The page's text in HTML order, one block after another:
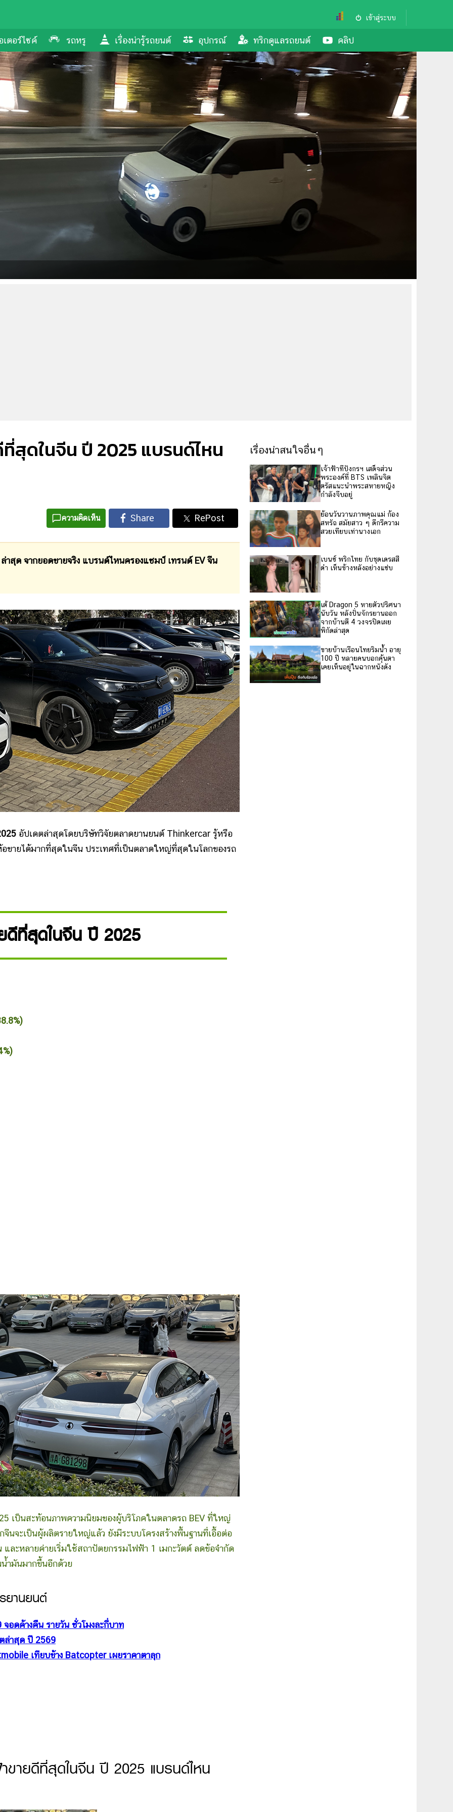
เข้าสู่ระบบ
เตอร์ไซค์ รถหรู เรื่องน่ารู้รถยนต์ อุปกรณ์ ทริกดูแลรถยนต์ คลิป
สุดในจีน ปี 2025 แบรนด์ไหน
ความคิดเห็น
จากยอดขายจริง แบรนด์ไหนครองแชมป์ เทรนด์ EV จีน
อัปเดตล่าสุดโดยบริษัทวิจัยตลาดยานยนต์ Thinkercar รู้หรือ
ขายได้มากที่สุดในจีน ประเทศที่เป็นตลาดใหญ่ที่สุดในโลกของรถ
ดีที่สุดในจีน ปี 2025
นสะท้อนภาพความนิยมของผู้บริโภคในตลาดรถ BEV ที่ใหญ่
จีนจะเป็นผู้ผลิตรายใหญ่แล้ว ยังมีระบบโครงสร้างพื้นฐานที่เอื้อต่อ
ละหลายค่ายเริ่มใช้สถาปัตยกรรมไฟฟ้า 1 เมกะวัตต์ ลดข้อจำกัด
น้ำมันมากขึ้นอีกด้วย
ยานยนต์
อดค้างคืน รายวัน ชั่วโมงละกี่บาท
ล่าสุด ปี 2569
เทียบข้าง Batcopter เผยราคาตาลุก
ายดีที่สุดในจีน ปี 2025 แบรนด์ไหน
เรื่องน่าสนใจอื่นๆ
เจ้าฟ้าทีปังกรฯ เสด็จส่วน
พระองค์ที่ BTS เพลินจิต
ตรัสแนะนำพระสหายหญิง
กำลังจีบอยู่
ย้อนวันวานภาพคุณแม่ ก้อง
สหรัถ สมัยสาว ๆ ดีกรีความ
สวยเทียบเท่านางเอก
เบนซ์ พริกไทย กับชุดเดรสสี
ดำ เห็นข้างหลังอย่างแซ่บ
เต้ Dragon 5 หายตัวปริศนา
นับวัน หลังปั่นจักรยานออก
จากบ้านตี 4 วงจรปิดเผย
พิกัดล่าสุด
ขายบ้านเรือนไทยริมน้ำ อายุ
100 ปี หลายคนบอกคุ้นตา
เคยเห็นอยู่ในฉากหนังดัง